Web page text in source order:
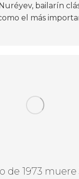
bailarín
el más
de 1973 muere